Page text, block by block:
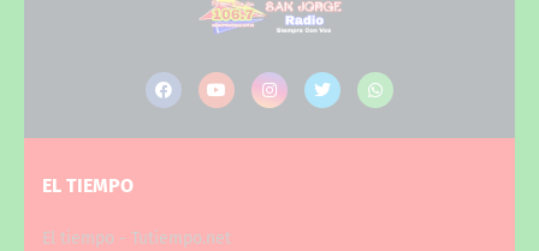
EL TIEMPO
El tiempo - Tutiempo.net